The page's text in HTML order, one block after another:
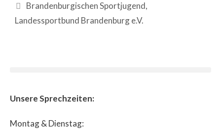
Brandenburgischen Sportjugend,
Landessportbund Brandenburg e.V.
Unsere Sprechzeiten:
Montag & Dienstag: